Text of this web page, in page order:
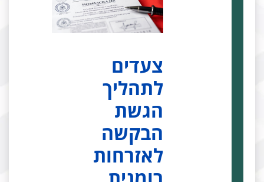
צעדים
לתהליך
הגשת
הבקשה
לאזרחות